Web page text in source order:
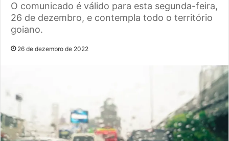
O comunicado é válido para esta segunda-feira,
26 de dezembro, e contempla todo o território
goiano.
26 de dezembro de 2022